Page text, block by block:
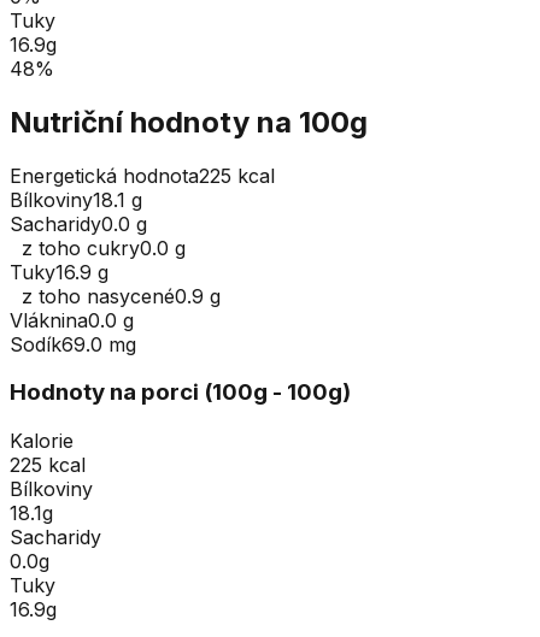
Tuky
16.9g
48%
Nutriční hodnoty na 100g
Energetická hodnota225 kcal
Bílkoviny18.1 g
Sacharidy0.0 g
z toho cukry0.0 g
Tuky16.9 g
z toho nasycené0.9 g
Vláknina0.0 g
Sodík69.0 mg
Hodnoty na porci (100g - 100g)
Kalorie
225 kcal
Bílkoviny
18.1g
Sacharidy
0.0g
Tuky
16.9g